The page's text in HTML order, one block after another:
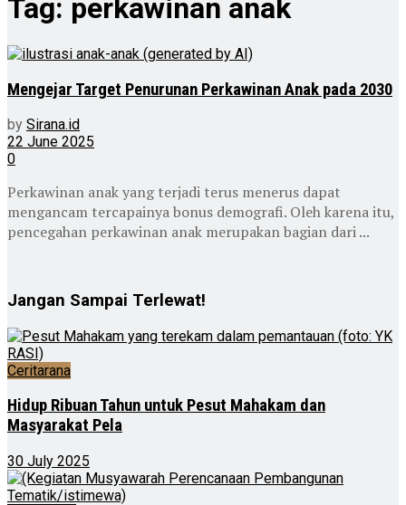
Tag: perkawinan anak
Mengejar Target Penurunan Perkawinan Anak pada 2030
by Sirana.id
22 June 2025
0
Perkawinan anak yang terjadi terus menerus dapat
mengancam tercapainya bonus demografi. Oleh karena itu,
pencegahan perkawinan anak merupakan bagian dari ...
Jangan Sampai Terlewat!
Ceritarana
Hidup Ribuan Tahun untuk Pesut Mahakam dan
Masyarakat Pela
30 July 2025